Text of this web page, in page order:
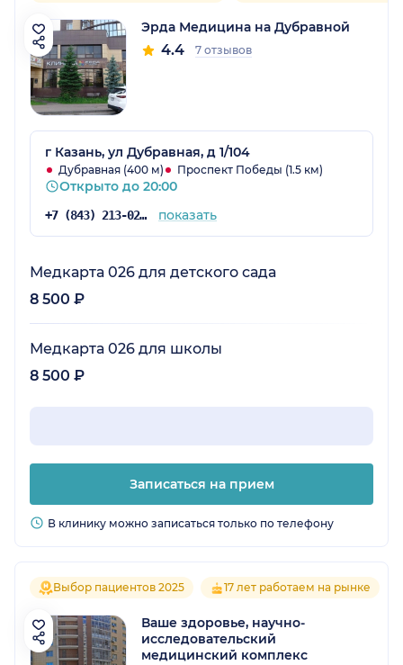
Эрда Медицина на Дубравной
4.4 7 отзывов
г Казань, ул Дубравная, д 1/104
Дубравная (400 м) Проспект Победы (1.5 км)
Открыто до 20:00
+7 (843) 213-02-71 показать
Медкарта 026 для детского сада
8 500 ₽
Медкарта 026 для школы
8 500 ₽
Записаться на прием
В клинику можно записаться только по телефону
Выбор пациентов 2025 17 лет работаем на рынке
Ваше здоровье, научно-
исследовательский
медицинский комплекс